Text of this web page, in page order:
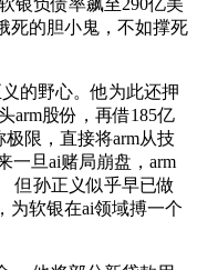
银负债率飙至290亿美
死的胆小鬼，不如撑死
的野心。他为此还押
arm股份，再借185亿
限，直接将arm从技
一旦ai赌局崩盘，arm
但孙正义似乎早已做
为软银在ai领域搏一个